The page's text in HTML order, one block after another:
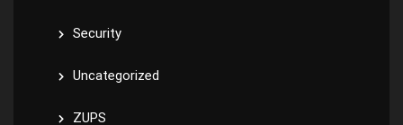
Security
Uncategorized
ZUPS